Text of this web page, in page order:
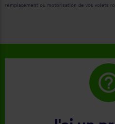
remplacement ou motorisation de vos volets